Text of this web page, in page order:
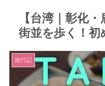
【台湾｜彰化
街並を歩く！初
旅行記